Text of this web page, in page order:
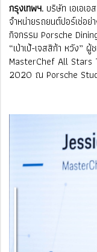
กรุงเทพฯ. บริษัท เอเอเ
จำหน่ายรถยนต์ปอร์เช่อย่
กิจกรรม Porsche
“เป่าเป้-เจสสิก้า หวัง” ผู้
MasterChef All
2020 ณ Porsche